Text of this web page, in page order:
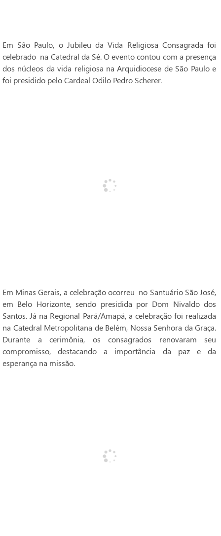
Em São Paulo, o Jubileu da Vida Religiosa Consagrada foi
celebrado na Catedral da Sé. O evento contou com a presença
dos núcleos da vida religiosa na Arquidiocese de São Paulo e
foi presidido pelo Cardeal Odilo Pedro Scherer.
Em Minas Gerais, a celebração ocorreu no Santuário São José,
em Belo Horizonte, sendo presidida por Dom Nivaldo dos
Santos. Já na Regional Pará/Amapá, a celebração foi realizada
na Catedral Metropolitana de Belém, Nossa Senhora da Graça.
Durante a cerimônia, os consagrados renovaram seu
compromisso, destacando a importância da paz e da
esperança na missão.